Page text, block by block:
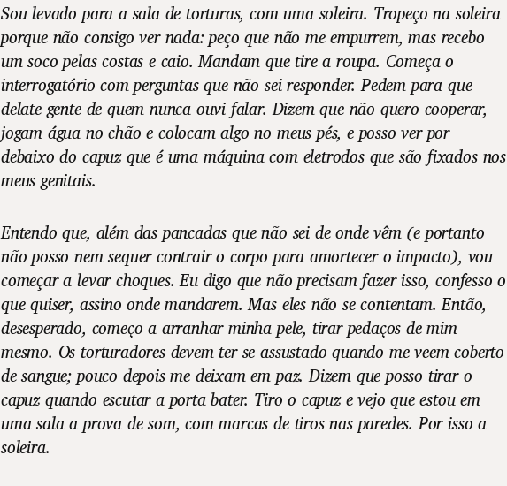
Sou levado para a sala de torturas, com uma soleira. Tropeço na soleira
porque não consigo ver nada: peço que não me empurrem, mas recebo
um soco pelas costas e caio. Mandam que tire a roupa. Começa o
interrogatório com perguntas que não sei responder. Pedem para que
delate gente de quem nunca ouvi falar. Dizem que não quero cooperar,
jogam água no chão e colocam algo no meus pés, e posso ver por
debaixo do capuz que é uma máquina com eletrodos que são fixados nos
meus genitais.
Entendo que, além das pancadas que não sei de onde vêm (e portanto
não posso nem sequer contrair o corpo para amortecer o impacto), vou
começar a levar choques. Eu digo que não precisam fazer isso, confesso o
que quiser, assino onde mandarem. Mas eles não se contentam. Então,
desesperado, começo a arranhar minha pele, tirar pedaços de mim
mesmo. Os torturadores devem ter se assustado quando me veem coberto
de sangue; pouco depois me deixam em paz. Dizem que posso tirar o
capuz quando escutar a porta bater. Tiro o capuz e vejo que estou em
uma sala a prova de som, com marcas de tiros nas paredes. Por isso a
soleira.